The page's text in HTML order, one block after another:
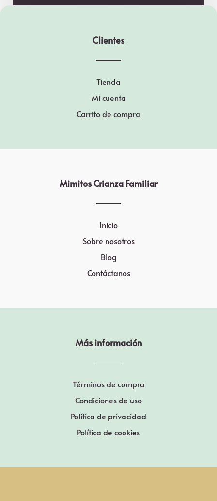
Clientes
Tienda
Mi cuenta
Carrito de compra
Mimitos Crianza Familiar
Inicio
Sobre nosotros
Blog
Contáctanos
Más información
Términos de compra
Condiciones de uso
Política de privacidad
Política de cookies